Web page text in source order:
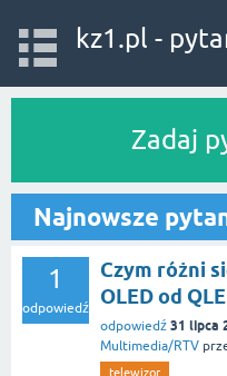
kz1.pl -
Zadaj
Najnowsze
1
odpowiedź
Czym różni
OLED od
odpowiedź 31 lipca
Multimedia/RTV
telewizor